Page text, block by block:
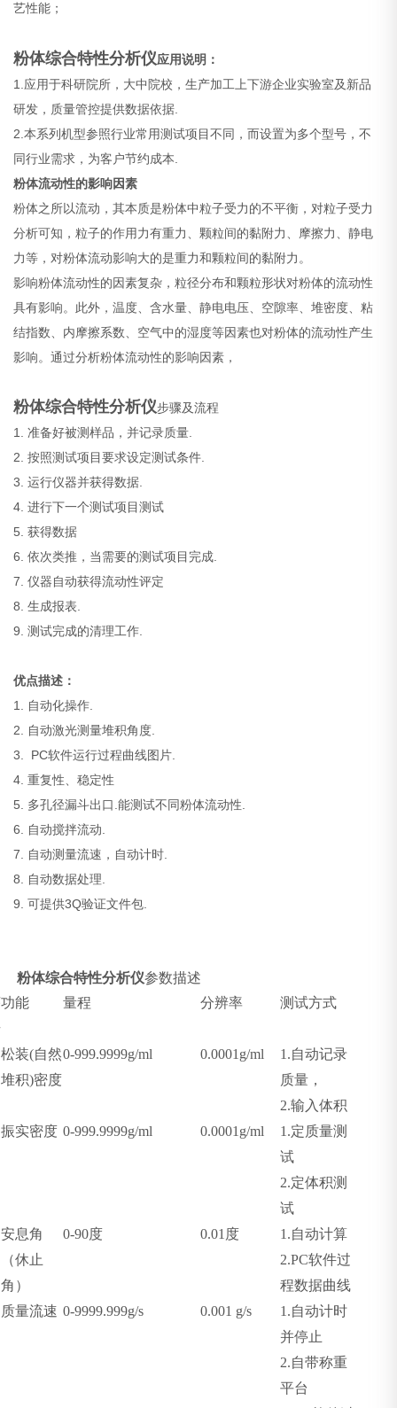
艺性能；
粉体综合特性分析仪应用说明：
1.应用于科研院所，大中院校，生产加工上下游企业实验室及新品
研发，质量管控提供数据依据.
2.本系列机型参照行业常用测试项目不同，而设置为多个型号，不
同行业需求，为客户节约成本.
粉体流动性的影响因素
粉体之所以流动，其本质是粉体中粒子受力的不平衡，对粒子受力
分析可知，粒子的作用力有重力、颗粒间的黏附力、摩擦力、静电
力等，对粉体流动影响大的是重力和颗粒间的黏附力。
影响粉体流动性的因素复杂，粒径分布和颗粒形状对粉体的流动性
具有影响。此外，温度、含水量、静电电压、空隙率、堆密度、粘
结指数、内摩擦系数、空气中的湿度等因素也对粉体的流动性产生
影响。通过分析粉体流动性的影响因素，
粉体综合特性分析仪步骤及流程
1. 准备好被测样品，并记录质量.
2. 按照测试项目要求设定测试条件.
3. 运行仪器并获得数据.
4. 进行下一个测试项目测试
5. 获得数据
6. 依次类推，当需要的测试项目完成.
7. 仪器自动获得流动性评定
8. 生成报表.
9. 测试完成的清理工作.
优点描述：
1. 自动化操作.
2. 自动激光测量堆积角度.
3. PC软件运行过程曲线图片.
4. 重复性、稳定性
5. 多孔径漏斗出口.能测试不同粉体流动性.
6. 自动搅拌流动.
7. 自动测量流速，自动计时.
8. 自动数据处理.
9. 可提供3Q验证文件包.
粉体综合特性分析仪参数描述
功能 量程 分辨率 测试方式
松装(自然
堆积)密度
0-999.9999g/ml 0.0001g/ml 1.自动记录
质量，
2.输入体积
振实密度 0-999.9999g/ml 0.0001g/ml 1.定质量测
试
2.定体积测
试
安息角
（休止
角）
0-90度 0.01 度 1.自动计算
2.PC软件过
程数据曲线
质量流速 0-9999.999g/s 0.001 g/s 1.自动计时
并停止
2.自带称重
平台